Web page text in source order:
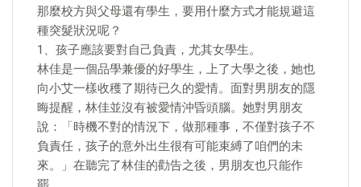
那麼校方與父母還有學生，要用什麼方式才能規避這
種突髮狀況呢？
1、孩子應該要對自己負責，尤其女學生。
林佳是一個品學兼優的好學生，上了大學之後，她也
向小艾一樣收穫了期待已久的愛情。面對男朋友的隱
晦提醒，林佳並沒有被愛情沖昏頭腦。她對男朋友
說：「時機不對的情況下，做那種事，不僅對孩子不
負責任，孩子的意外出生很有可能束縛了咱們的未
來。」在聽完了林佳的勸告之後，男朋友也只能作